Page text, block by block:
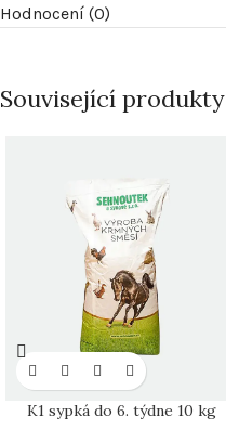
Hodnocení (0)
Související produkty
K1 sypká do 6. týdne 10 kg